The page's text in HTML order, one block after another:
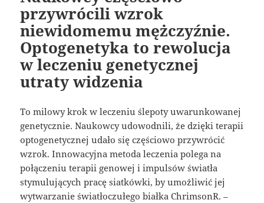
przywrócili wzrok
niewidomemu mężczyźnie.
Optogenetyka to rewolucja
w leczeniu genetycznej
utraty widzenia
To milowy krok w leczeniu ślepoty uwarunkowanej
genetycznie. Naukowcy udowodnili, że dzięki terapii
optogenetycznej udało się częściowo przywrócić
wzrok. Innowacyjna metoda leczenia polega na
połączeniu terapii genowej i impulsów światła
stymulujących pracę siatkówki, by umożliwić jej
wytwarzanie światłoczułego białka ChrimsonR. –